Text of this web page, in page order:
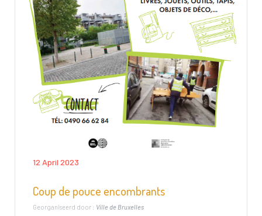
12 April 2023
Coup de pouce encombrants
Georganiseerd door : Ville de Bruxelles